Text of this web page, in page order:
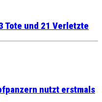
Tote und 21 Verletzte
nutzt erstmals